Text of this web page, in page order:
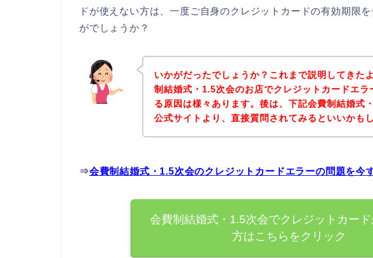
ドが使えない方は、一度ご自身のクレジットカードの有効期限
がでしょうか？
いかがだったでしょうか？これまで説明してきた
制結婚式・1.5次会のお店でクレジットカードエラ
る原因は様々あります。後は、下記会費制結婚式
公式サイトより、直接質問されてみるといいかも
⇒会費制結婚式・1.5次会のクレジットカードエラーの問題を今
会費制結婚式・1.5次会でクレジットカー
方はこちらをクリック